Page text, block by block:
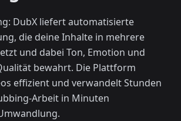
DubX liefert automatisierte
die deine Inhalte in mehrere
und dabei Ton, Emotion und
bewahrt. Die Plattform
effizient und verwandelt Stunden
Arbeit in Minuten